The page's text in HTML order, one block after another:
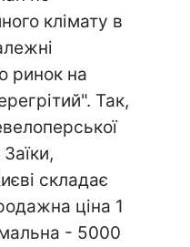
клімату в
ринок на
Так,
складає
ціна 1
- 5000